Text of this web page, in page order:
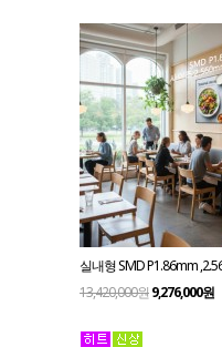
13,420,000원9,276,000원